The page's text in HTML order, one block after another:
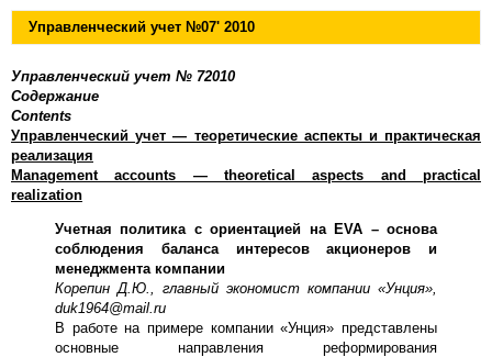
Управленческий учет №07' 2010
Управленческий учет № 72010
Содержание
Contents
Управленческий учет — теоретические аспекты и практическая
реализация
Management accounts — theoretical aspects and practical
realization
Учетная политика с ориентацией наEVA – основа
соблюдения баланса интересов акционеров и
менеджмента компании
Корепин Д.Ю., главный экономист компании «Унция»,
duk1964@mail.ru
В работе на примере компании «Унция» представлены
основные направления реформирования